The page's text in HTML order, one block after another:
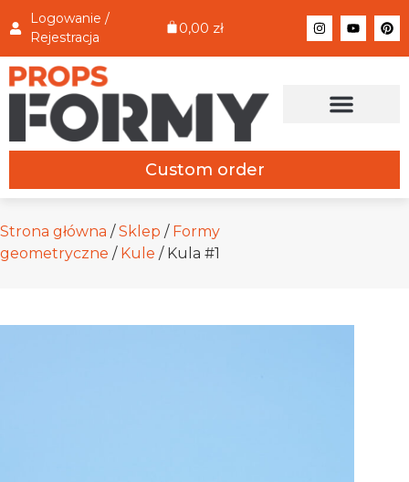
Logowanie /
Rejestracja
0,00 zł
Custom order
Strona główna / Sklep / Formy
geometryczne / Kule / Kula #1